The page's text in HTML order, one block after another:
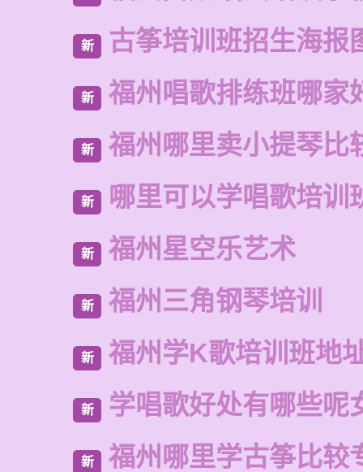
新 古筝培训班招生海报
新 福州唱歌排练班哪家
新 福州哪里卖小提琴比
新 哪里可以学唱歌培训
新 福州星空乐艺术
新 福州三角钢琴培训
新 福州学K歌培训班地
新 学唱歌好处有哪些呢
新 福州哪里学古筝比较